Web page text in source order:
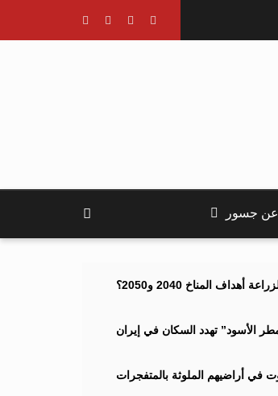
عن جسور
المناخ 2040 و2050؟
الأسود” تهدد السكان في إيران
في أراضيهم الملوثة بالمتفجرات